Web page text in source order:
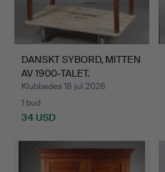
DANSKT SYBORD, MITTEN
AV 1900-TALET.
Klubbades 18 jul 2026
1 bud
34 USD